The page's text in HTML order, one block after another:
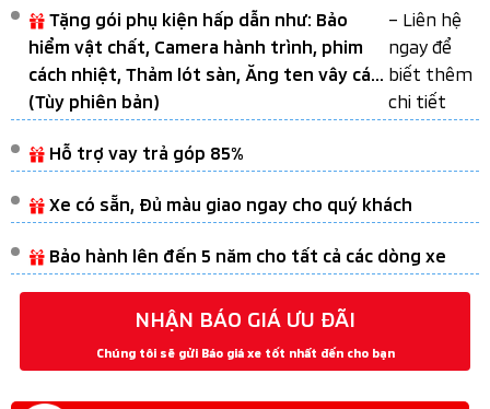
Tặng gói phụ kiện hấp dẫn như: Bảo
hiểm vật chất, Camera hành trình, phim
cách nhiệt, Thảm lót sàn, Ăng ten vây cá...
(Tùy phiên bản)
– Liên hệ
ngay để
biết thêm
chi tiết
Hỗ trợ vay trả góp 85%
Xe có sẵn, Đủ màu giao ngay cho quý khách
Bảo hành lên đến 5 năm cho tất cả các dòng xe
NHẬN BÁO GIÁ ƯU ĐÃI
Chúng tôi sẽ gửi Báo giá xe tốt nhất đến cho bạn